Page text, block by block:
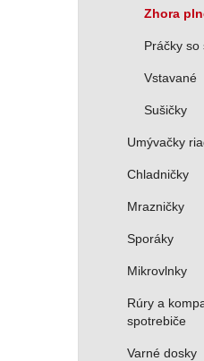
Zhora
Práčky so
Vstavané
Sušičky
Umývačky
Chladničky
Mrazničky
Sporáky
Mikrovlnky
Rúry a
spotrebiče
Varné dosky